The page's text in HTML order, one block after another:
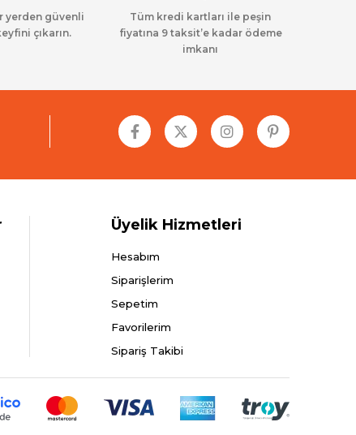
yerden güvenli
çıkarın.
Tüm kredi kartları ile peşin
fiyatına 9 taksit’e kadar ödeme
imkanı
Üyelik Hizmetleri
Hesabım
Siparişlerim
Sepetim
Favorilerim
Sipariş Takibi